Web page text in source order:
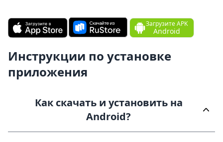
Загрузите APK
Android
Инструкции по установке
приложения
Как скачать и установить на
Android?